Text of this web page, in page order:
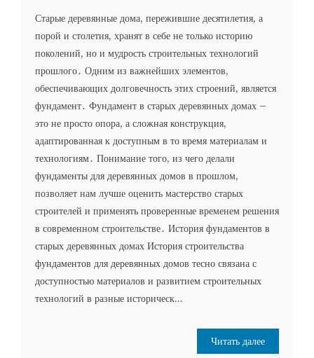
Старые деревянные дома, пережившие десятилетия, а
порой и столетия, хранят в себе не только историю
поколений, но и мудрость строительных технологий
прошлого․ Одним из важнейших элементов,
обеспечивающих долговечность этих строений, является
фундамент․ Фундамент в старых деревянных домах –
это не просто опора, а сложная конструкция,
адаптированная к доступным в то время материалам и
технологиям․ Понимание того, из чего делали
фундаменты для деревянных домов в прошлом,
позволяет нам лучше оценить мастерство старых
строителей и применять проверенные временем решения
в современном строительстве․ История фундаментов в
старых деревянных домах История строительства
фундаментов для деревянных домов тесно связана с
доступностью материалов и развитием строительных
технологий в разные историческ...
Читать далее